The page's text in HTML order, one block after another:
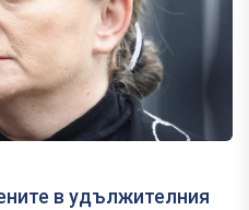
в удължителния